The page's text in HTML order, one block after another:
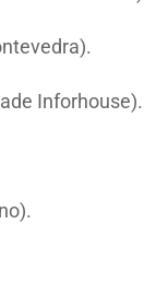
Inforhouse).